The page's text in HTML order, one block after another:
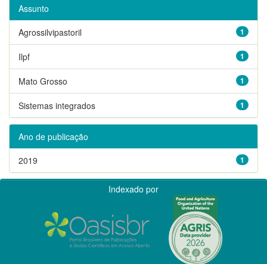
Assunto
1
Agrossilvipastoril
1
Ilpf
1
Mato Grosso
1
Sistemas integrados
Ano de publicação
1
2019
Indexado por